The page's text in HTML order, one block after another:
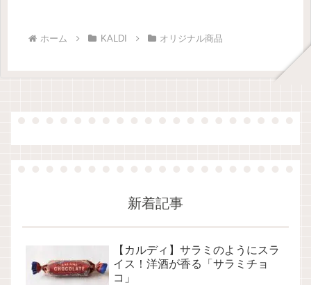
ホーム KALDI オリジナル商品
新着記事
【カルディ】サラミのようにスラ
イス！洋酒が香る「サラミチョ
コ」